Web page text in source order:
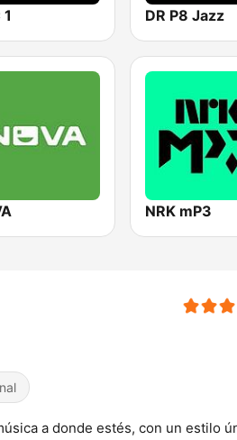
DR P8 Jazz
NRK mP3
a donde estés, con un estilo